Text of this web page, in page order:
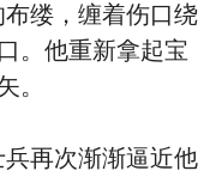
缕，缠着伤口绕
。他重新拿起宝
。
再次渐渐逼近他